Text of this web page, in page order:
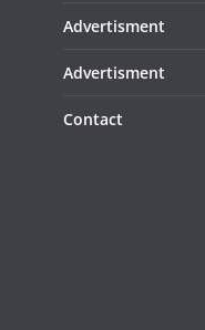
Advertisment
Advertisment
Contact